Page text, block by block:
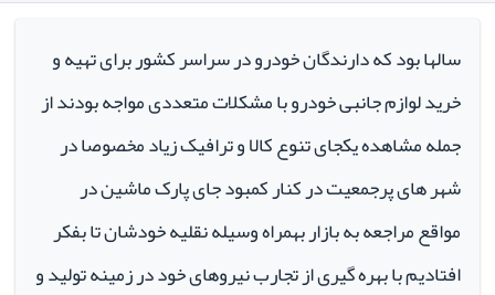
سالها بود که دارندگان خودرو در سراسر کشور برای تهیه و
خرید لوازم جانبی خودرو با مشکلات متعددی مواجه بودند از
جمله مشاهده یکجای تنوع کالا و ترافیک زیاد مخصوصا در
شهر های پرجمعیت در کنار کمبود جای پارک ماشین در
مواقع مراجعه به بازار بهمراه وسیله نقلیه خودشان تا بفکر
افتادیم با بهره گیری از تجارب نیروهای خود در زمینه تولید و